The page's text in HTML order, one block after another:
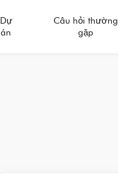
Dự
án
Câu hỏi thường
gặp